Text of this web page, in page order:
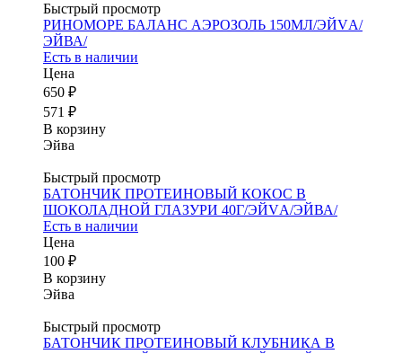
Быстрый просмотр
РИНОМОРЕ БАЛАНС АЭРОЗОЛЬ 150МЛ/ЭЙVА/
ЭЙВА/
Есть в наличии
Цена
650 ₽
571 ₽
В корзину
Эйва
Быстрый просмотр
БАТОНЧИК ПРОТЕИНОВЫЙ КОКОС В
ШОКОЛАДНОЙ ГЛАЗУРИ 40Г/ЭЙVА/ЭЙВА/
Есть в наличии
Цена
100 ₽
В корзину
Эйва
Быстрый просмотр
БАТОНЧИК ПРОТЕИНОВЫЙ КЛУБНИКА В